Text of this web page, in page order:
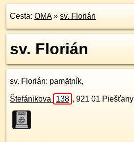
Cesta: OMA» sv. Florián
sv. Florián
sv. Florián: pamätník,
Štefánikova 138 , 921 01 Piešťany